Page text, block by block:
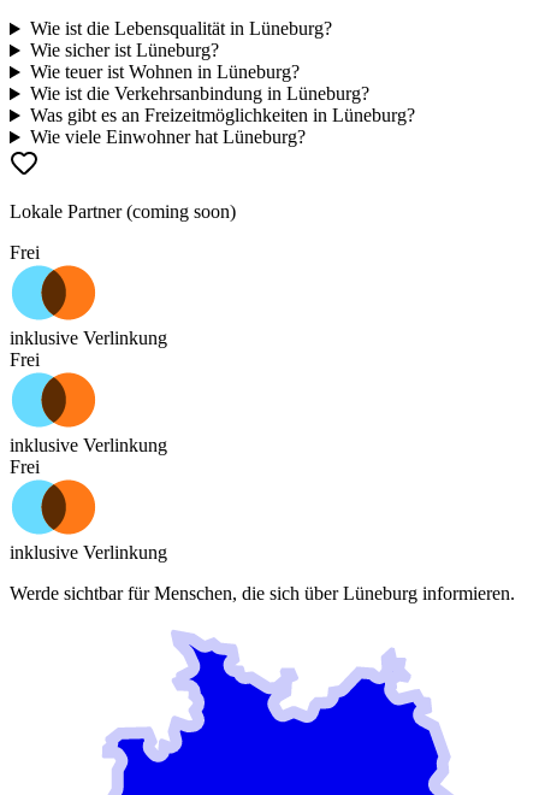
Wie ist die Lebensqualität in Lüneburg?
Wie sicher ist Lüneburg?
Wie teuer ist Wohnen in Lüneburg?
Wie ist die Verkehrsanbindung in Lüneburg?
Was gibt es an Freizeitmöglichkeiten in Lüneburg?
Wie viele Einwohner hat Lüneburg?
Lokale Partner (coming soon)
Frei
inklusive Verlinkung
Frei
inklusive Verlinkung
Frei
inklusive Verlinkung
Werde sichtbar für Menschen, die sich überLüneburg informieren.